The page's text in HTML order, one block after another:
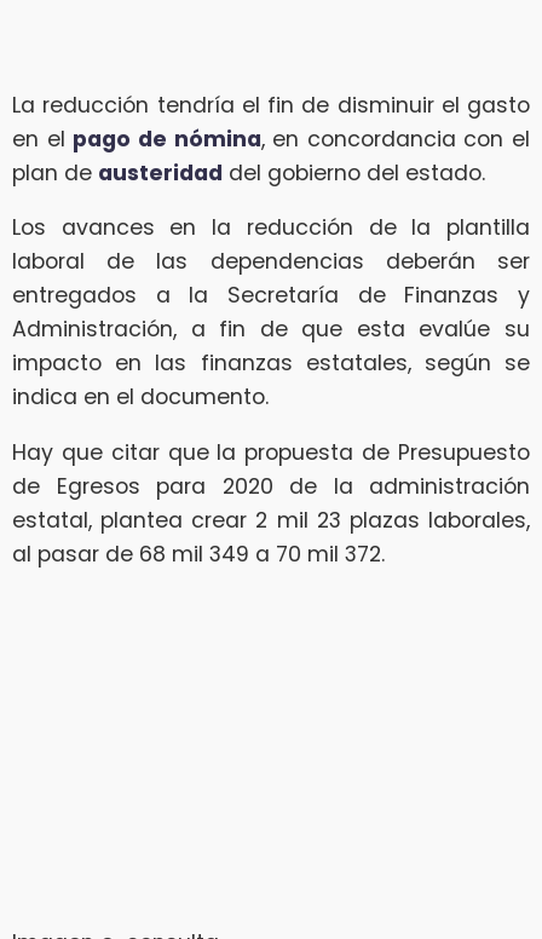
La reducción tendría el fin de disminuir el gasto
en el pago de nómina, en concordancia con el
plan de austeridad del gobierno del estado.
Los avances en la reducción de la plantilla
laboral de las dependencias deberán ser
entregados a la Secretaría de Finanzas y
Administración, a fin de que esta evalúe su
impacto en las finanzas estatales, según se
indica en el documento.
Hay que citar que la propuesta de Presupuesto
de Egresos para 2020 de la administración
estatal, plantea crear 2 mil 23 plazas laborales,
al pasar de 68 mil 349 a 70 mil 372.